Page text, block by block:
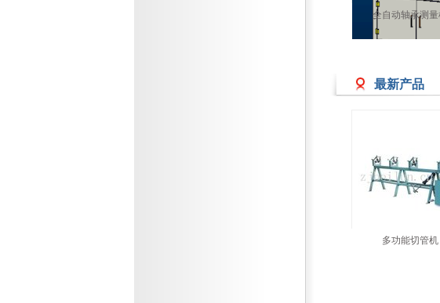
全自动轴承测量
最新产品
多功能切管机